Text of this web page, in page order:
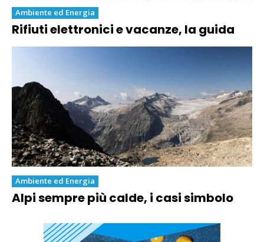
Ambiente ed Energia
Rifiuti elettronici e vacanze, la guida
Ambiente ed Energia
Alpi sempre più calde, i casi simbolo